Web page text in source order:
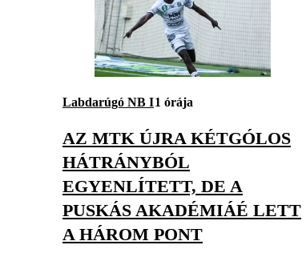
Labdarúgó NB I1 órája
AZ MTK ÚJRA KÉTGÓLOS
HÁTRÁNYBÓL
EGYENLÍTETT, DE A
PUSKÁS AKADÉMIÁÉ LETT
A HÁROM PONT